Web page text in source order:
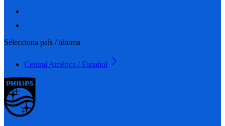
Selecciona país / idioma
Central América / Español